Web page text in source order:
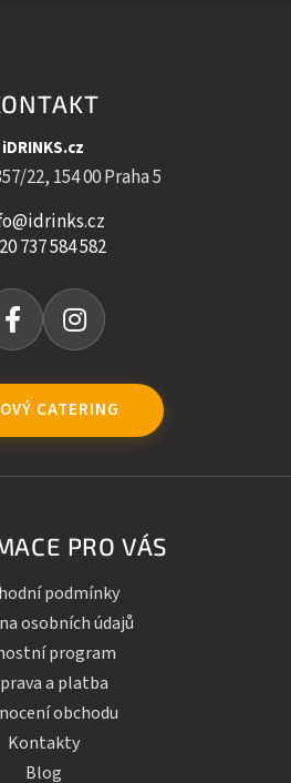
iDRINKS.cz
22, 154 00 Praha 5
737 584 582
CATERING
PRO VÁS
podmínky
osobních údajů
program
a platba
obchodu
Kontakty
Blog